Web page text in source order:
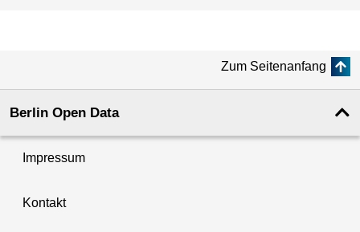
Zum Seitenanfang
Berlin Open Data
Impressum
Kontakt